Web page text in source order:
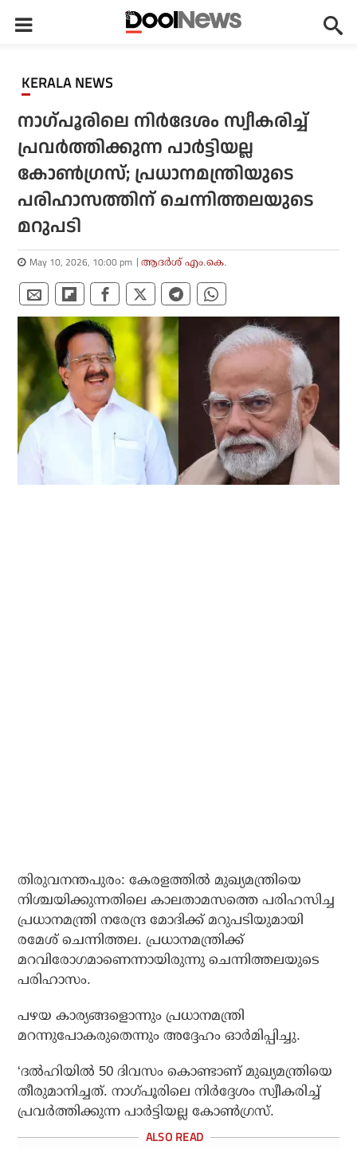
KERALA NEWS
നാഗ്പൂരിലെ നിര്‍ദേശം സ്വീകരിച്ച്
പ്രവര്‍ത്തിക്കുന്ന പാര്‍ട്ടിയല്ല
കോണ്‍ഗ്രസ്; പ്രധാനമന്ത്രിയുടെ
പരിഹാസത്തിന് ചെന്നിത്തലയുടെ
മറുപടി
May 10, 2026, 10:00 pm ആദർശ് എം.കെ.
തിരുവനന്തപുരം: കേരളത്തില്‍ മുഖ്യമന്ത്രിയെ
നിശ്ചയിക്കുന്നതിലെ കാലതാമസത്തെ പരിഹസിച്ച
പ്രധാനമന്ത്രി നരേന്ദ്ര മോദിക്ക് മറുപടിയുമായി
രമേശ് ചെന്നിത്തല. പ്രധാനമന്ത്രിക്ക്
മറവിരോഗമാണെന്നായിരുന്നു ചെന്നിത്തലയുടെ
പരിഹാസം.
പഴയ കാര്യങ്ങളൊന്നും പ്രധാനമന്ത്രി
മറന്നുപോകരുതെന്നും അദ്ദേഹം ഓര്‍മിപ്പിച്ചു.
‘ദല്‍ഹിയില്‍ 50 ദിവസം കൊണ്ടാണ് മുഖ്യമന്ത്രിയെ
തീരുമാനിച്ചത്. നാഗ്പൂരിലെ നിര്‍ദ്ദേശം സ്വീകരിച്ച്
പ്രവര്‍ത്തിക്കുന്ന പാര്‍ട്ടിയല്ല കോണ്‍ഗ്രസ്.